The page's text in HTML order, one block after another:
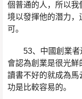
個普通的人，所以
境以發揮他的潛力，
可。
53、中國創業者
會認為創業是很光鮮
讀書不好的就成為
功是比較容易的。